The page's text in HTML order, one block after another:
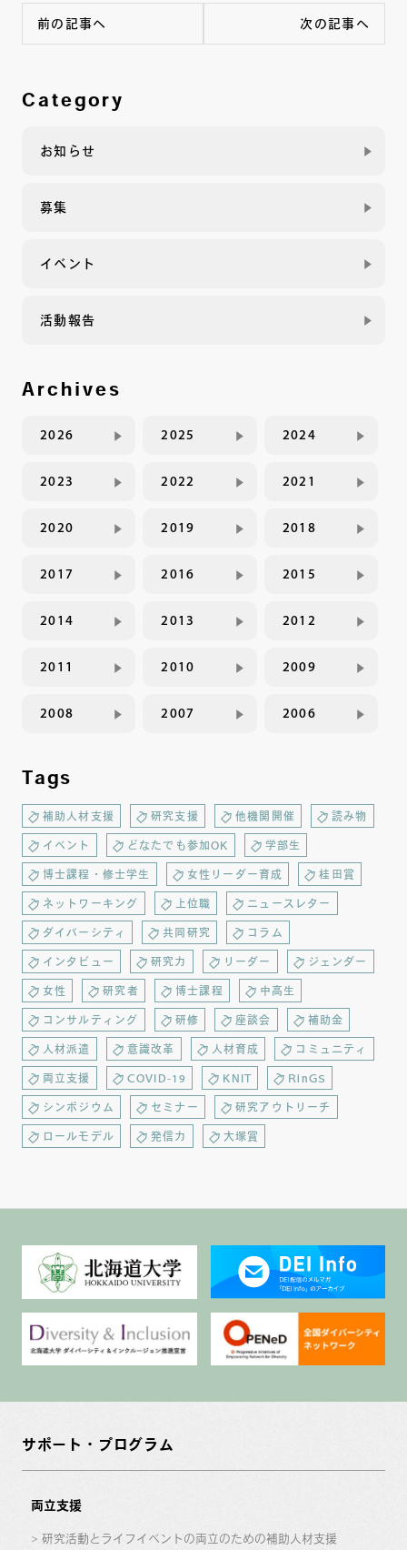
前の記事へ 次の記事へ
Category
お知らせ
募集
イベント
活動報告
Archives
2026 2025 2024
2023 2022 2021
2020 2019 2018
2017 2016 2015
2014 2013 2012
2011 2010 2009
2008 2007 2006
Tags
補助人材支援 研究支援 他機関開催 読み物
イベント どなたでも参加OK 学部生
博士課程・修士学生 女性リーダー育成 桂田賞
ネットワーキング 上位職 ニュースレター
ダイバーシティ 共同研究 コラム
インタビュー 研究力 リーダー ジェンダー
女性 研究者 博士課程 中高生
コンサルティング 研修 座談会 補助金
人材派遣 意識改革 人材育成 コミュニティ
両立支援 COVID-19 KNIT RinGS
シンポジウム セミナー 研究アウトリーチ
ロールモデル 発信力 大塚賞
サポート・プログラム
両立支援
研究活動とライフイベントの両立のための補助人材支援